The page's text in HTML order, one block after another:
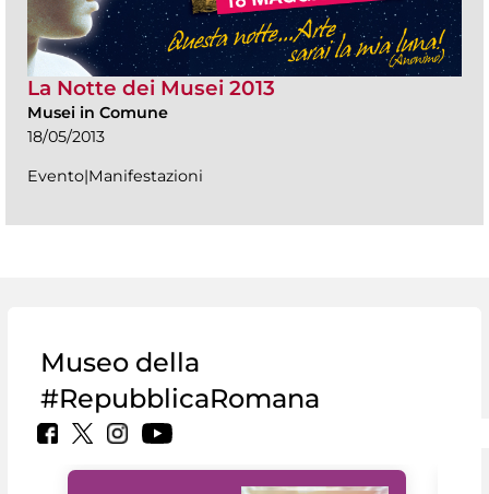
La Notte dei Musei 2013
Musei in Comune
18/05/2013
Evento|Manifestazioni
Museo della
#RepubblicaRomana